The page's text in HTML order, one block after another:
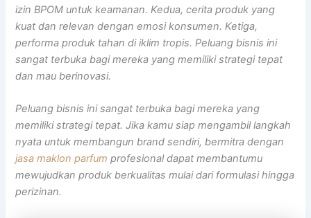
izin BPOM untuk keamanan. Kedua, cerita produk yang
kuat dan relevan dengan emosi konsumen. Ketiga,
performa produk tahan di iklim tropis. Peluang bisnis ini
sangat terbuka bagi mereka yang memiliki strategi tepat
dan mau berinovasi.
Peluang bisnis ini sangat terbuka bagi mereka yang
memiliki strategi tepat. Jika kamu siap mengambil langkah
nyata untuk membangunbrand sendiri, bermitra dengan
jasa maklon parfum profesional dapat membantumu
mewujudkan produk berkualitas mulai dari formulasi hingga
perizinan.